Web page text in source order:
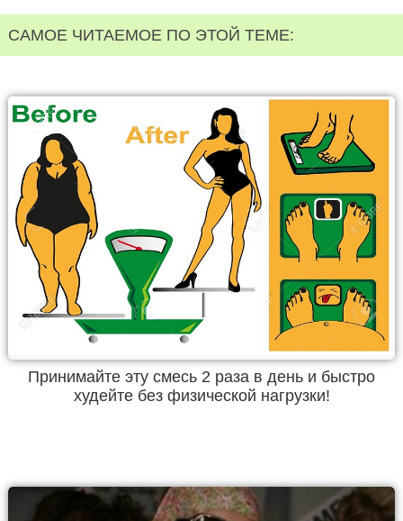
САМОЕ ЧИТАЕМОЕ ПО ЭТОЙ ТЕМЕ:
Принимайте эту смесь 2 раза в день и быстро
худейте без физической нагрузки!